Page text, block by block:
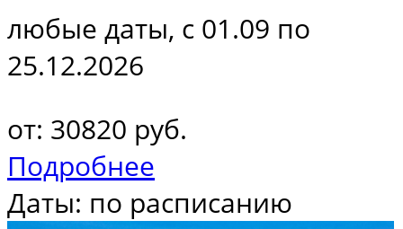
любые даты, с 01.09 по
25.12.2026
от: 30820 руб.
Подробнее
Даты: по расписанию